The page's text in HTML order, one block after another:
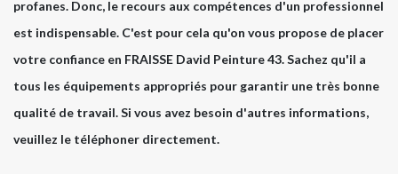
profanes. Donc, le recours aux compétences d'un professionnel
est indispensable. C'est pour cela qu'on vous propose de placer
votre confiance en FRAISSE David Peinture 43. Sachez qu'il a
tous les équipements appropriés pour garantir une très bonne
qualité de travail. Si vous avez besoin d'autres informations,
veuillez le téléphoner directement.